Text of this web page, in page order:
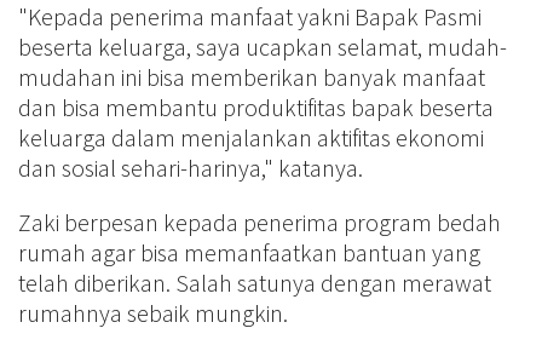
"Kepada penerima manfaat yakni Bapak Pasmi
beserta keluarga, saya ucapkan selamat, mudah-
mudahan ini bisa memberikan banyak manfaat
dan bisa membantu produktifitas bapak beserta
keluarga dalam menjalankan aktifitas ekonomi
dan sosial sehari-harinya," katanya.
Zaki berpesan kepada penerima program bedah
rumah agar bisa memanfaatkan bantuan yang
telah diberikan. Salah satunya dengan merawat
rumahnya sebaik mungkin.